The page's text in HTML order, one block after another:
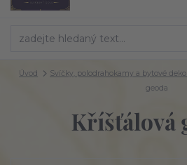
Úvod Svíčky, polodrahokamy a bytové
geoda
Kříšťálová